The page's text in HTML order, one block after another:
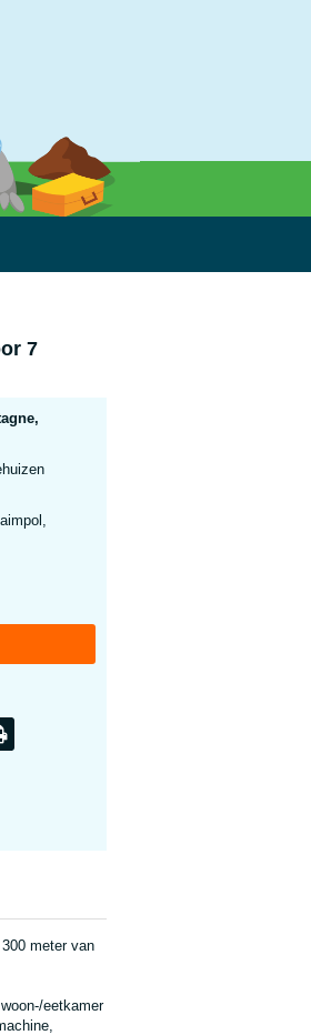
7
meter van
eetkamer